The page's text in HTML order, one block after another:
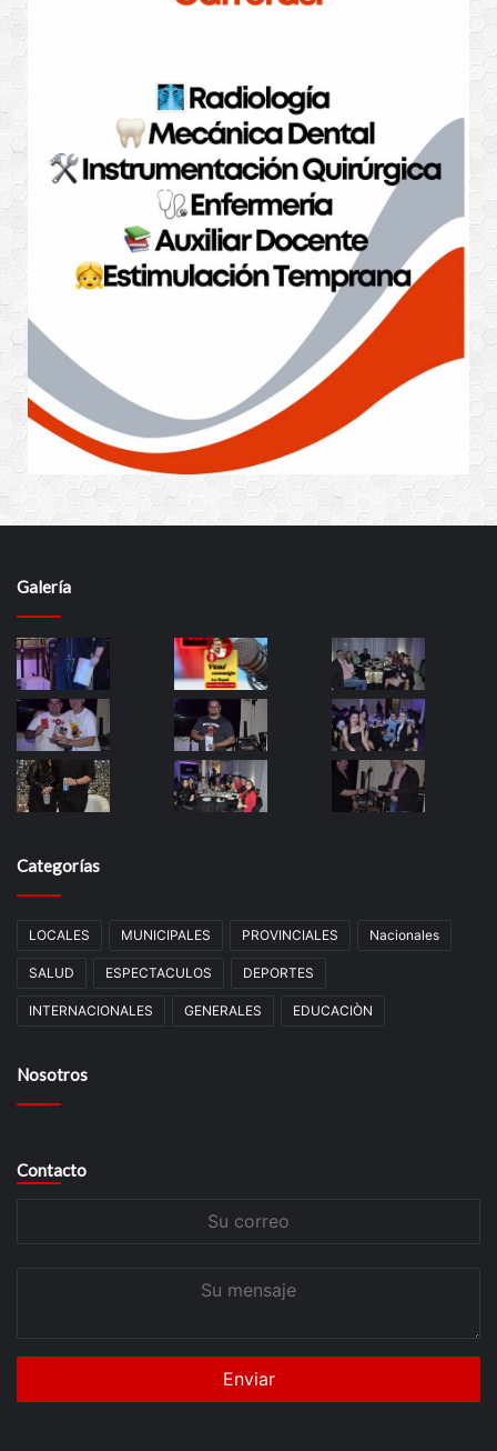
Galería
Categorías
LOCALES MUNICIPALES PROVINCIALES Nacionales
SALUD ESPECTACULOS DEPORTES
INTERNACIONALES GENERALES EDUCACIÒN
Nosotros
Contacto